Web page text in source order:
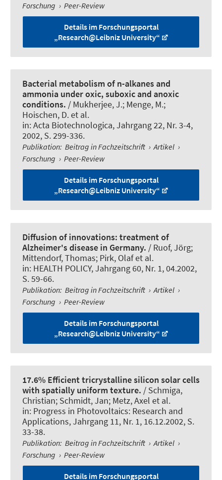
Forschung › Peer-Review
Details im Forschungsportal
„Research@Leibniz University“
Bacterial metabolism of n-alkanes and
ammonia under oxic, suboxic and anoxic
conditions. / Mukherjee, J.; Menge, M.;
Hoischen, D. et al.
in:Acta Biotechnologica, Jahrgang 22, Nr. 3-4,
2002, S. 299-336.
Publikation: Beitrag in Fachzeitschrift › Artikel ›
Forschung › Peer-Review
Details im Forschungsportal
„Research@Leibniz University“
Diffusion of innovations: treatment of
Alzheimer's disease in Germany. / Ruof, Jörg;
Mittendorf, Thomas; Pirk, Olaf et al.
in: HEALTH POLICY, Jahrgang 60, Nr. 1, 04.2002,
S. 59-66.
Publikation: Beitrag in Fachzeitschrift › Artikel ›
Forschung › Peer-Review
Details im Forschungsportal
„Research@Leibniz University“
17.6% Efficient tricrystalline silicon solar cells
with spatially uniform texture. / Schmiga,
Christian; Schmidt, Jan; Metz, Axel et al.
in: Progress in Photovoltaics: Research and
Applications, Jahrgang 11, Nr. 1, 16.12.2002, S.
33-38.
Publikation: Beitrag in Fachzeitschrift › Artikel ›
Forschung › Peer-Review
Details im Forschungsportal